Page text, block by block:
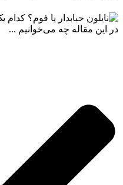
در این مقاله چه می‌خوانیم ...